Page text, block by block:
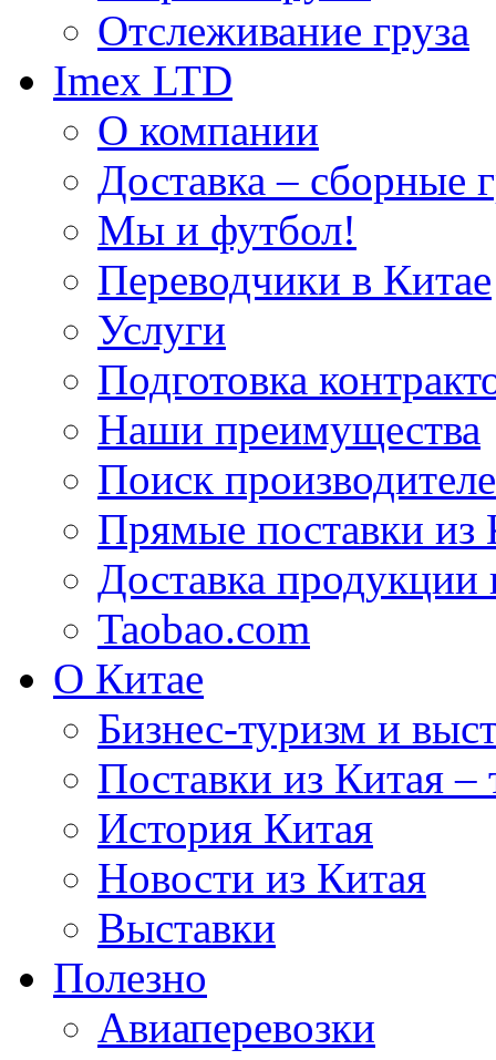
Отслеживание груза
Imex LTD
О компании
Доставка – сборные
Мы и футбол!
Переводчики в Китае
Услуги
Подготовка
Наши преимущества
Поиск
Прямые поставки из
Доставка продукции
Taobao.com
О Китае
Бизнес-туризм и
Поставки из Китая
История Китая
Новости из Китая
Выставки
Полезно
Авиаперевозки